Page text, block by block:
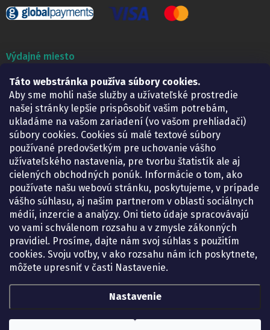
Táto webstránka používa súbory cookies.
Aby sme mohli naše služby a užívateľské prostredie
našej stránky lepšie prispôsobiť vašim potrebám,
ukladáme na vašom zariadení (vo vašom prehliadači)
súbory cookies. Cookies sú malé textové súbory
používané predovšetkým pre uchovanie vášho
užívateľského nastavenia, pre tvorbu štatistík ale aj
cielených obchodných ponúk. Informácie o tom, ako
používate našu webovú stránku, poskytujeme, v prípade
vášho súhlasu, aj našim partnerom v oblasti sociálnych
médií, inzercie a analýzy. Oni tieto údaje spracovávajú
vo vami schválenom rozsahu a v zmysle zákonných
pravidiel. Prosíme, dajte nám svoj súhlas s použitím
cookies. Svoju voľby, v ako rozsahu nám ich poskytnete,
môžete upresniť v časti Nastavenie.
Nastavenie
Výdajné miesto
Lekáreň ADONAI
Košice – Smetanova 2
Pondelok:
07.30 – 15.30 h.
Utorok:
07.30 – 16.00 h.
Streda:
07.30 – 16.00 h.
Štvrtok:
07.30 – 15.30 h.
Piatok:
07.30 – 15.30 h.
KONTAKT
eshop@lekarenadonai.sk
+421 948 203 203
Nájdete nás na Facebooku.
lekarenadonai/
Lekáreň ADONAI – online lekáreň